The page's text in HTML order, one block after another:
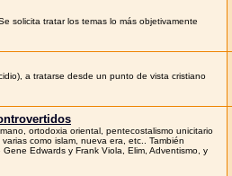
solicita tratar los temas lo más objetivamente
a tratarse desde un punto de vista cristiano
ortodoxia oriental, pentecostalismo unicitario
como islam, nueva era, etc.. También
Edwards y Frank Viola, Elim, Adventismo, y